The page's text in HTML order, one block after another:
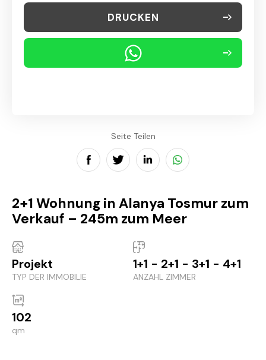
DRUCKEN
Seite Teilen
2+1 Wohnung in Alanya Tosmur zum
Verkauf – 245m zum Meer
Projekt
TYP DER IMMOBILIE
1+1 - 2+1 - 3+1 - 4+1
ANZAHL ZIMMER
102
qm